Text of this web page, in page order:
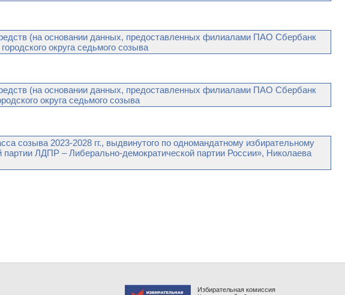
(на основании данных, предоставленных филиалами ПАО Сбербанк
округа седьмого созыва
(на основании данных, предоставленных филиалами ПАО Сбербанк
округа седьмого созыва
созыва 2023-2028 гг., выдвинутого по одномандатному избирательному
ЛДПР – Либерально-демократической партии России», Николаева
Избирательная комиссия